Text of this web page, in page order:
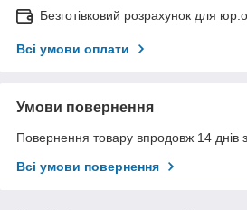
Безготівковий розрахунок для
Всі умови оплати
Умови повернення
Повернення товару впродовж 14 днів
Всі умови повернення